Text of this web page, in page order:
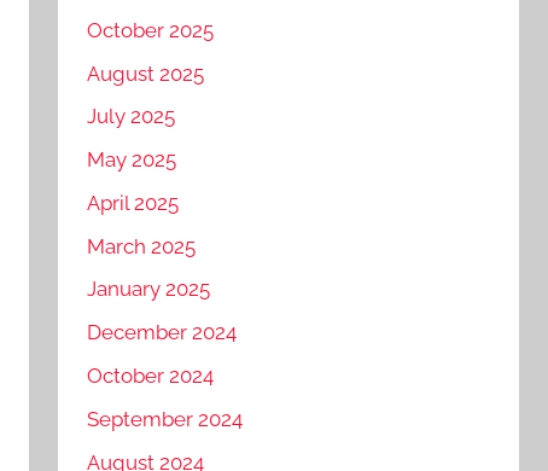
October 2025
August 2025
July 2025
May 2025
April 2025
March 2025
January 2025
December 2024
October 2024
September 2024
August 2024